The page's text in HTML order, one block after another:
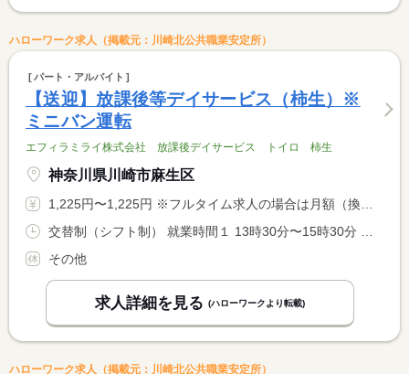
ハローワーク求人（掲載元：川崎北公共職業安定所）
パート・アルバイト
【送迎】放課後等デイサービス（柿生）※
ミニバン運転
エフィラミライ株式会社 放課後デイサービス トイロ 柿生
神奈川県川崎市麻生区
1,225円〜1,225円 ※フルタイム求人の場合は月額（換算額）、パート求人の場合は時間額を表示しています。
その他
求人詳細を見る (ハローワークより転載)
ハローワーク求人（掲載元：川崎北公共職業安定所）